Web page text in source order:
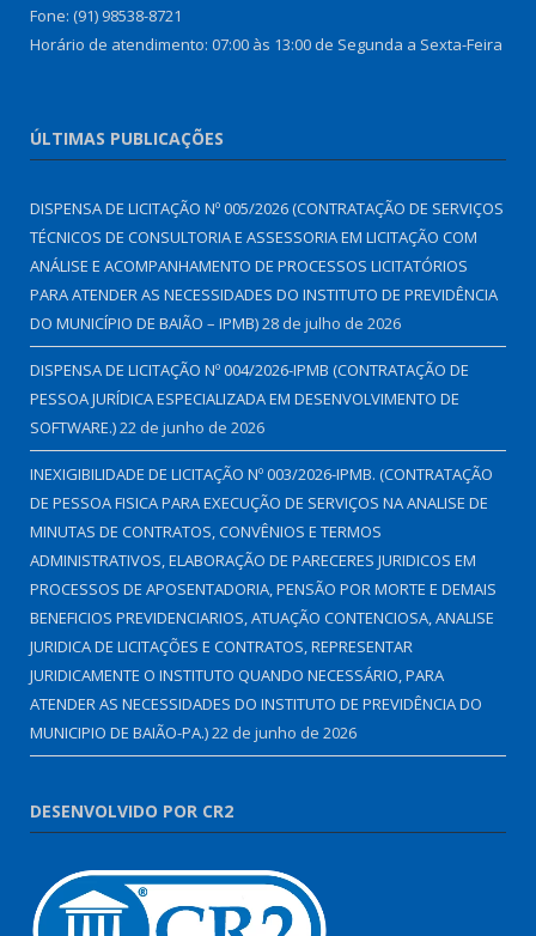
Fone: (91) 98538-8721
Horário de atendimento: 07:00 às 13:00 de Segunda a Sexta-Feira
ÚLTIMAS PUBLICAÇÕES
DISPENSA DE LICITAÇÃO Nº 005/2026 (CONTRATAÇÃO DE SERVIÇOS
TÉCNICOS DE CONSULTORIA E ASSESSORIA EM LICITAÇÃO COM
ANÁLISE E ACOMPANHAMENTO DE PROCESSOS LICITATÓRIOS
PARA ATENDER AS NECESSIDADES DO INSTITUTO DE PREVIDÊNCIA
DO MUNICÍPIO DE BAIÃO – IPMB)28 de julho de 2026
DISPENSA DE LICITAÇÃO Nº 004/2026-IPMB (CONTRATAÇÃO DE
PESSOA JURÍDICA ESPECIALIZADA EM DESENVOLVIMENTO DE
SOFTWARE.)22 de junho de 2026
INEXIGIBILIDADE DE LICITAÇÃO Nº 003/2026-IPMB. (CONTRATAÇÃO
DE PESSOA FISICA PARA EXECUÇÃO DE SERVIÇOS NA ANALISE DE
MINUTAS DE CONTRATOS, CONVÊNIOS E TERMOS
ADMINISTRATIVOS, ELABORAÇÃO DE PARECERES JURIDICOS EM
PROCESSOS DE APOSENTADORIA, PENSÃO POR MORTE E DEMAIS
BENEFICIOS PREVIDENCIARIOS, ATUAÇÃO CONTENCIOSA, ANALISE
JURIDICA DE LICITAÇÕES E CONTRATOS, REPRESENTAR
JURIDICAMENTE O INSTITUTO QUANDO NECESSÁRIO, PARA
ATENDER AS NECESSIDADES DO INSTITUTO DE PREVIDÊNCIA DO
MUNICIPIO DE BAIÃO-PA.)22 de junho de 2026
DESENVOLVIDO POR CR2